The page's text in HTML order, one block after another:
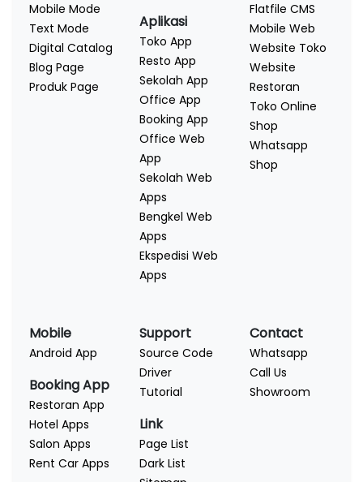
Mobile Mode
Text Mode
Digital Catalog
Blog Page
Produk Page
Aplikasi
Toko App
Resto App
Sekolah App
Office App
Booking App
Office Web
App
Sekolah Web
Apps
Bengkel Web
Apps
Ekspedisi Web
Apps
Flatfile CMS
Mobile Web
Website Toko
Website
Restoran
Toko Online
Shop
Whatsapp
Shop
Mobile
Android App
Booking App
Restoran App
Hotel Apps
Salon Apps
Rent Car Apps
Support
Source Code
Driver
Tutorial
Link
Page List
Dark List
Contact
Whatsapp
Call Us
Showroom